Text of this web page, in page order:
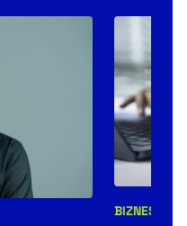
BIZNES